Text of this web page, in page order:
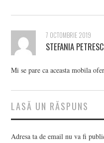
7 OCTOMBRIE 2019
STEFANIA
Mi se pare ca aceasta mobila
LASĂ UN RĂSPUNS
Adresa ta de email nu va fi